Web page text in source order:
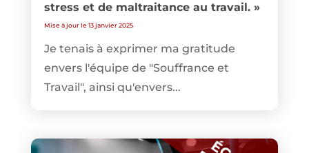
stress et de maltraitance au travail. »
Mise à jour le 13 janvier 2025
Je tenais à exprimer ma gratitude
envers l'équipe de "Souffrance et
Travail", ainsi qu'envers...